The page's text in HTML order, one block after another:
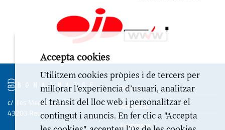
Portada
Actualitat
Empreses
c/ Illes Medes 6-10
43203 Reus
Accepta cookies
Utilitzem cookies pròpies i de tercers per
millorar l’experiència d’usuari, analitzar
el trànsit del lloc web i personalitzar el
contingut i anuncis. En fer clic a "Accepta